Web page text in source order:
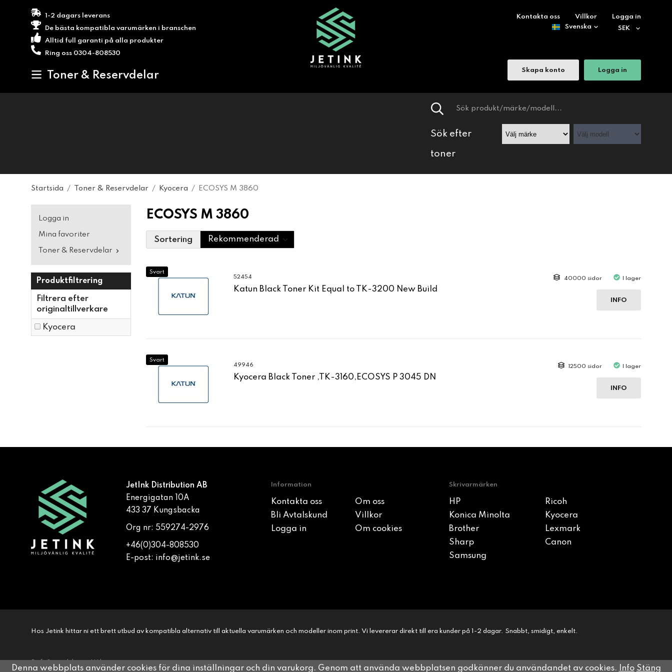
1-2 dagars leverans
De bästa kompatibla varumärken i branschen
Alltid full garanti på alla produkter
Ring oss 0304-808530
Toner & Reservdelar
Kontakta oss Villkor Logga in
Skapa konto Logga in
Sök efter
toner
Startsida / Toner & Reservdelar / Kyocera / ECOSYS M 3860
Logga in
Mina favoriter
Toner & Reservdelar
Produktfiltrering
Filtrera efter
originaltillverkare
Kyocera
ECOSYS M 3860
Sortering
Svart
52454
Katun Black Toner Kit Equal to TK-3200 New Build
40000 sidor I lager
INFO
Svart
49946
Kyocera Black Toner ,TK-3160,ECOSYS P 3045 DN
12500 sidor I lager
INFO
JetInk Distribution AB
Energigatan 10A
433 37 Kungsbacka
Org nr: 559274-2976
+46(0)304-808530
E-post: info@jetink.se
Information
Kontakta oss
Om oss
Bli Avtalskund
Villkor
Logga in
Om cookies
Skrivarmärken
HP
Ricoh
Konica Minolta
Kyocera
Brother
Lexmark
Sharp
Canon
Samsung
Hos Jetink hittar ni ett brett utbud av kompatibla alternativ till aktuella varumärken och modeller inom print. Vi levererar direkt till era kunder på 1-2 dagar. Snabbt, smidigt, enkelt.
Drift & produktion:Wikinggruppen
Denna webbplats använder cookies för dina inställningar och din varukorg. Genom att använda webbplatsen godkänner du användandet av cookies. Info Stäng